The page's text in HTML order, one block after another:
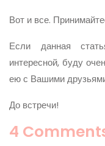
Вот и все.
Если данная
интересной, буду
ею с Вашими
До встречи!
4